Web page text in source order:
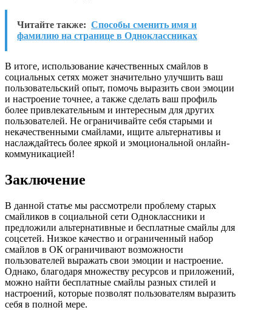
Читайте также: Способы сменить имя и
фамилию на странице в Одноклассниках
В итоге, использование качественных смайлов в
социальных сетях может значительно улучшить ваш
пользовательский опыт, помочь выразить свои эмоции
и настроение точнее, а также сделать ваш профиль
более привлекательным и интересным для других
пользователей. Не ограничивайте себя старыми и
некачественными смайлами, ищите альтернативы и
наслаждайтесь более яркой и эмоциональной онлайн-
коммуникацией!
Заключение
В данной статье мы рассмотрели проблему старых
смайликов в социальной сети Одноклассники и
предложили альтернативные и бесплатные смайлы для
соцсетей. Низкое качество и ограниченный набор
смайлов в ОК ограничивают возможности
пользователей выражать свои эмоции и настроение.
Однако, благодаря множеству ресурсов и приложений,
можно найти бесплатные смайлы разных стилей и
настроений, которые позволят пользователям выразить
себя в полной мере.